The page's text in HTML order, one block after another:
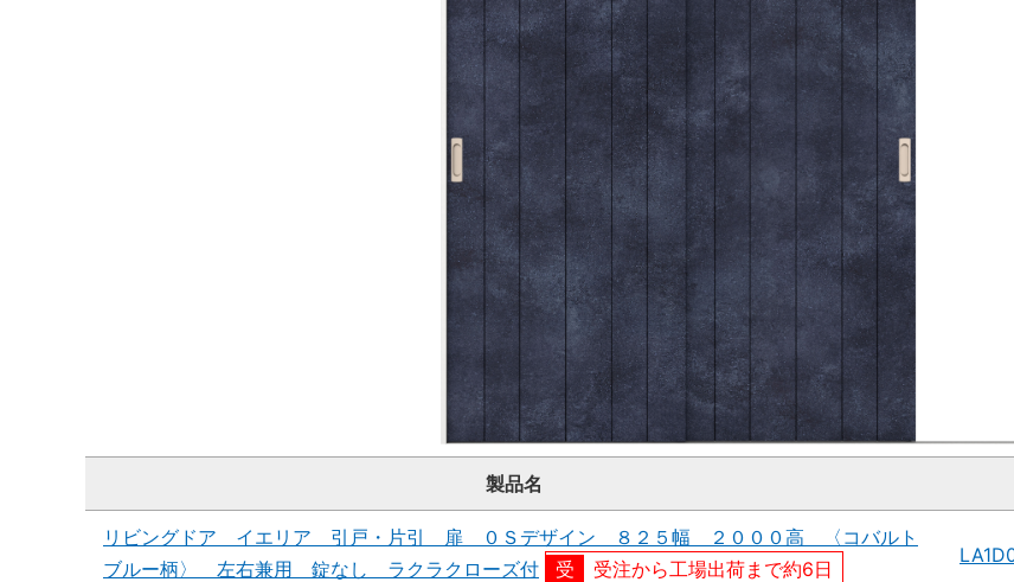
製品名
リビングドア イエリア 引戸・片引 扉 ０Ｓデザイン ８２５幅 ２０００高 〈コバルト
ブルー柄〉 左右兼用 錠なし ラクラクローズ付
受注から工場出荷まで約6日